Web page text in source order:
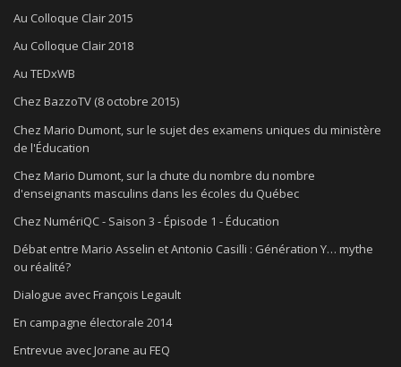
Au Colloque Clair 2015
Au Colloque Clair 2018
Au TEDxWB
Chez BazzoTV (8 octobre 2015)
Chez Mario Dumont, sur le sujet des examens uniques du ministère
de l'Éducation
Chez Mario Dumont, sur la chute du nombre du nombre
d'enseignants masculins dans les écoles du Québec
Chez NumériQC - Saison 3 - Épisode 1 - Éducation
Débat entre Mario Asselin et Antonio Casilli : Génération Y… mythe
ou réalité?
Dialogue avec François Legault
En campagne électorale 2014
Entrevue avec Jorane au FEQ